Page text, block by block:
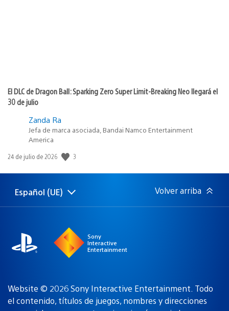
El DLC de Dragon Ball: Sparking Zero Super Limit-Breaking Neo llegará el
30 de julio
Zanda Ra
Jefa de marca asociada, Bandai Namco Entertainment
America
Fecha
publicación:
24 de julio de 2026 3
Selecciona
una
Región
actual:
Español (UE) Volver arriba
Sony
Interactive
Entertainment
Website © 2026 Sony Interactive Entertainment. Todo
el contenido, títulos de juegos, nombres y direcciones